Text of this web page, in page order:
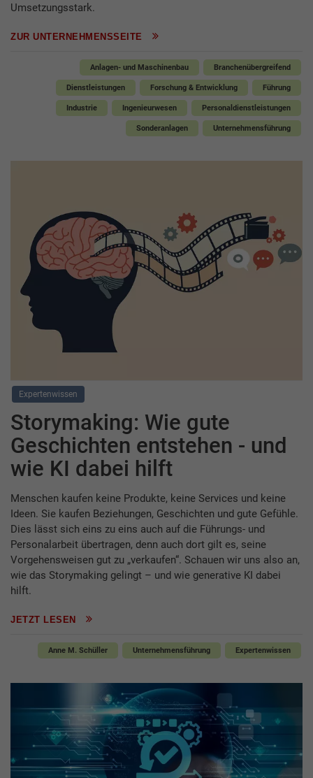
Umsetzungsstark.
ZUR UNTERNEHMENSSEITE
Anlagen- und Maschinenbau Branchenübergreifend
Dienstleistungen Forschung & Entwicklung Führung
Industrie Ingenieurwesen Personaldienstleistungen
Sonderanlagen Unternehmensführung
Expertenwissen
Storymaking: Wie gute
Geschichten entstehen - und
wie KI dabei hilft
Menschen kaufen keine Produkte, keine Services und keine
Ideen. Sie kaufen Beziehungen, Geschichten und gute Gefühle.
Dies lässt sich eins zu eins auch auf die Führungs- und
Personalarbeit übertragen, denn auch dort gilt es, seine
Vorgehensweisen gut zu „verkaufen“. Schauen wir uns also an,
wie das Storymaking gelingt – und wie generative KI dabei
hilft.
JETZT LESEN
Anne M. Schüller Unternehmensführung Expertenwissen